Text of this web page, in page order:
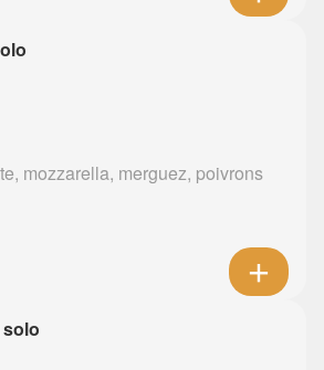
mozzarella, merguez, poivrons